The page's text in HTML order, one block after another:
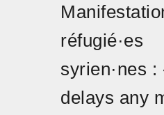
réfugié·es
syrien·nes :
delays any